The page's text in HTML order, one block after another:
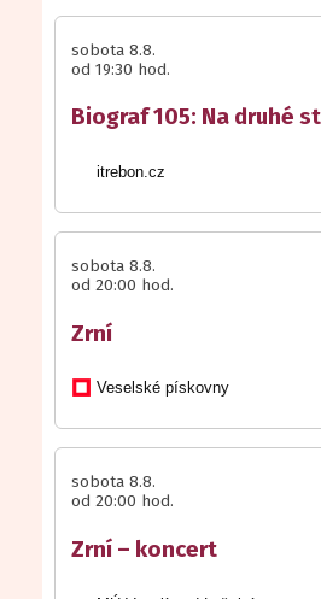
sobota 8.8.
od 19:30 hod.
Biograf 105: Na druhé
itrebon.cz
sobota 8.8.
od 20:00 hod.
Zrní
Veselské pískovny
sobota 8.8.
od 20:00 hod.
Zrní – koncert